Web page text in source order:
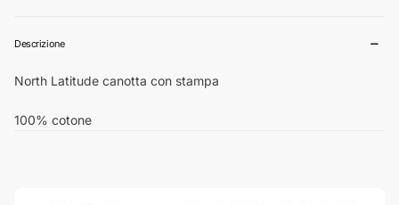
Descrizione
North Latitude canotta con stampa
100% cotone